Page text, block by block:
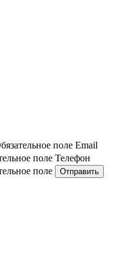
поле Email
поле Телефон
поле